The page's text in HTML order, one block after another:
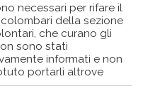
necessari per rifare il
della sezione
che curano gli
sono stati
informati e non
portarli altrove